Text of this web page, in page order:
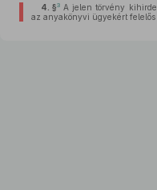
4. §3 A jelen törvény
az anyakönyvi ügyekért felelős